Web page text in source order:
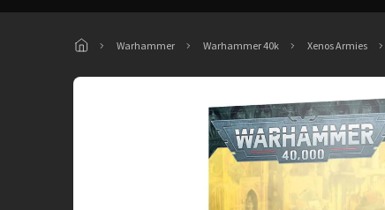
Warhammer Warhammer 40k Xenos Armies